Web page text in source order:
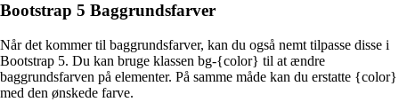
Bootstrap 5 Baggrundsfarver
Når det kommer til baggrundsfarver, kan du også nemt tilpasse disse i
Bootstrap 5. Du kan bruge klassen bg-{color} til at ændre
baggrundsfarven på elementer. På samme måde kan du erstatte {color}
med den ønskede farve.